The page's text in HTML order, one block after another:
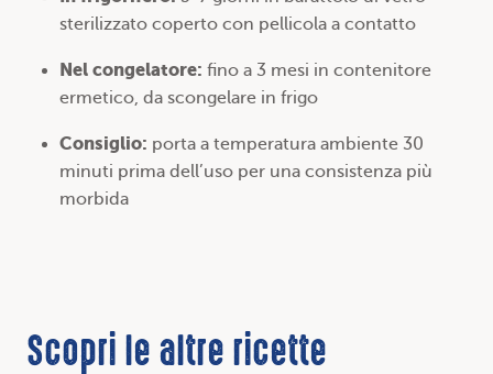
sterilizzato coperto con pellicola a contatto
Nel congelatore: fino a 3 mesi in contenitore
ermetico, da scongelare in frigo
Consiglio: porta a temperatura ambiente 30
minuti prima dell’uso per una consistenza più
morbida
Scopri le altre ricette